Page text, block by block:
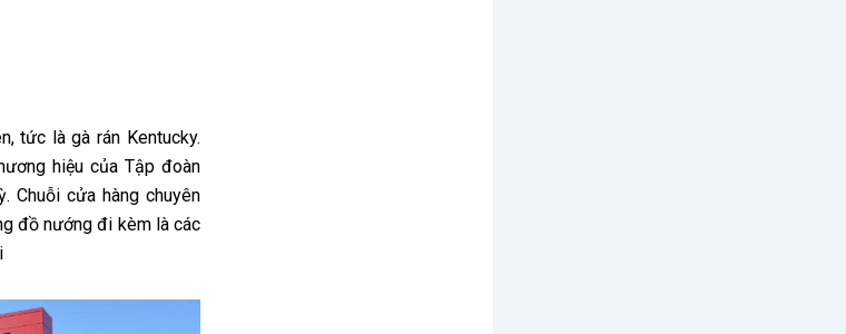
tức là gà rán Kentucky.
hiệu của Tập đoàn
Chuỗi cửa hàng chuyên
đồ nướng đi kèm là các